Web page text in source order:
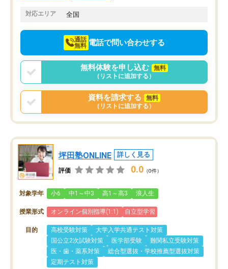
対応エリア 全国
通話
無料 電話で問い合わせする
無料体験を申し込む
無料
（リストに追加する）
資料を請求する
無料
（リストに追加する）
坪田塾ONLINE 詳しく見る
評価 0.0 （0件）
対象学年 小6 中1～中3 高1～高3 浪人生
授業形式 オンライン個別指導(1:1) 自立型学習
目的 高校受験対策
大学入学共通テスト対策
国公立2次試験対策
医学部受験
難関私立受験対策
医・歯・薬系対策
総合型選抜・学校推薦型選抜対策
定期テスト対策